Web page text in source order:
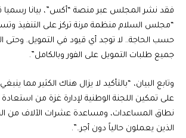
فقد نشر المجلس عبر منصة “أكس”، بيانا رسميا
“مجلس السلام منظمة مرنة تركز على التنفيذ
حسب الحاجة.. لا توجد أي قيود في التمويل. وحتى
جميع طلبات التمويل على الفور وبالكامل”.
وتابع البيان، “بالتأكيد لا يزال هناك الكثير مما
على تمكين اللجنة الوطنية لإدارة غزة من
نطاق المساعدات، ومساعدة عشرات الآلاف من
الذين يعملون حالياً دون أجر..”.